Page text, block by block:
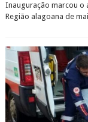
Inauguração marcou o
Região alagoana de